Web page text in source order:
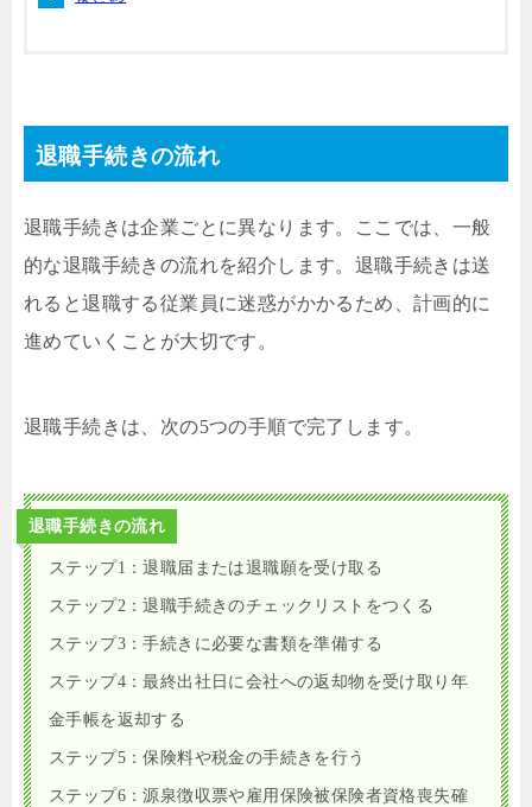
退職手続きの流れ
退職手続きは企業ごとに異なります。ここでは、一般
的な退職手続きの流れを紹介します。退職手続きは送
れると退職する従業員に迷惑がかかるため、計画的に
進めていくことが大切です。
退職手続きは、次の5つの手順で完了します。
退職手続きの流れ
ステップ1：退職届または退職願を受け取る
ステップ2：退職手続きのチェックリストをつくる
ステップ3：手続きに必要な書類を準備する
ステップ4：最終出社日に会社への返却物を受け取り年
金手帳を返却する
ステップ5：保険料や税金の手続きを行う
ステップ6：源泉徴収票や雇用保険被保険者資格喪失確